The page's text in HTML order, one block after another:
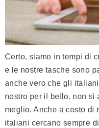
Certo, siamo in tempi di
e le nostre tasche sono
anche vero che gli
nostro per il bello, non si
meglio. Anche a costo di
italiani cercano sempre